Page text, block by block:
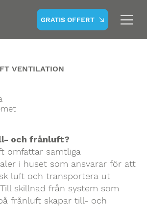
GRATIS OFFERT
VENTILATION
och frånluft?
omfattar samtliga
i huset som ansvarar för att
luft och transportera ut
skillnad från system som
frånluft skapar till- och